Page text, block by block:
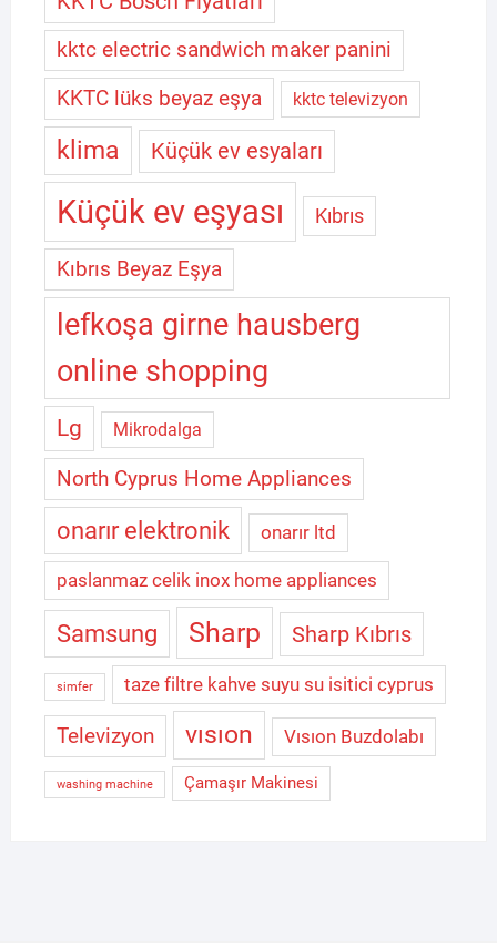
kktc electric sandwich maker panini
KKTC lüks beyaz eşya kktc televizyon
klima Küçük ev esyaları
Küçük ev eşyası Kıbrıs
Kıbrıs Beyaz Eşya
lefkoşa girne hausberg
online shopping
Lg Mikrodalga
North Cyprus Home Appliances
onarır elektronik onarır ltd
paslanmaz celik inox home appliances
Samsung Sharp Sharp Kıbrıs
simfer taze filtre kahve suyu su isitici cyprus
Televizyon vısıon Vısıon Buzdolabı
washing machine Çamaşır Makinesi